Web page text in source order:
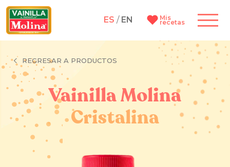
ES / EN Mis
recetas
REGRESAR A PRODUCTOS
Vainilla Molina
Cristalina